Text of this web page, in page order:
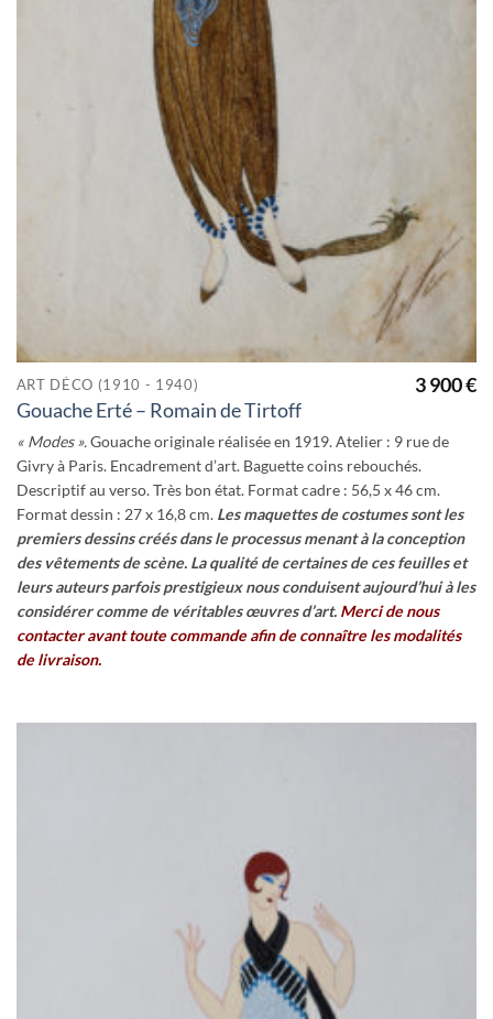
ART DÉCO (1910 - 1940)
Gouache Erté – Romain de Tirtoff
3 900€
« Modes ».Gouache originale réalisée en 1919. Atelier : 9 rue de
Givry à Paris. Encadrement d’art. Baguette coins rebouchés.
Descriptif au verso. Très bon état. Format cadre : 56,5 x 46 cm.
Format dessin : 27 x 16,8 cm. Les maquettes de costumes sont les
premiers dessins créés dans le processus menant à la conception
des vêtements de scène. La qualité de certaines de ces feuilles et
leurs auteurs parfois prestigieux nous conduisent aujourd’hui à les
considérer comme de véritables œuvres d’art. Merci de nous
contacter avant toute commande afin de connaître les modalités
de livraison.